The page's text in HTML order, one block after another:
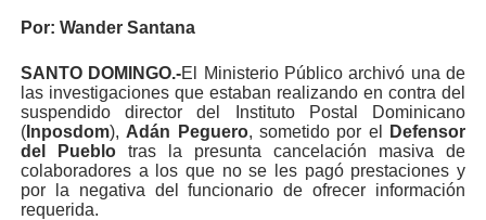
Por: Wander Santana
SANTO DOMINGO.-El Ministerio Público archivó una de
las investigaciones que estaban realizando en contra del
suspendido director del Instituto Postal Dominicano
(Inposdom), Adán Peguero, sometido por el
Defensor
del Pueblotras la presunta cancelación masiva de
colaboradores a los que no se les pagó prestaciones y
por la negativa del funcionario de ofrecer información
requerida.